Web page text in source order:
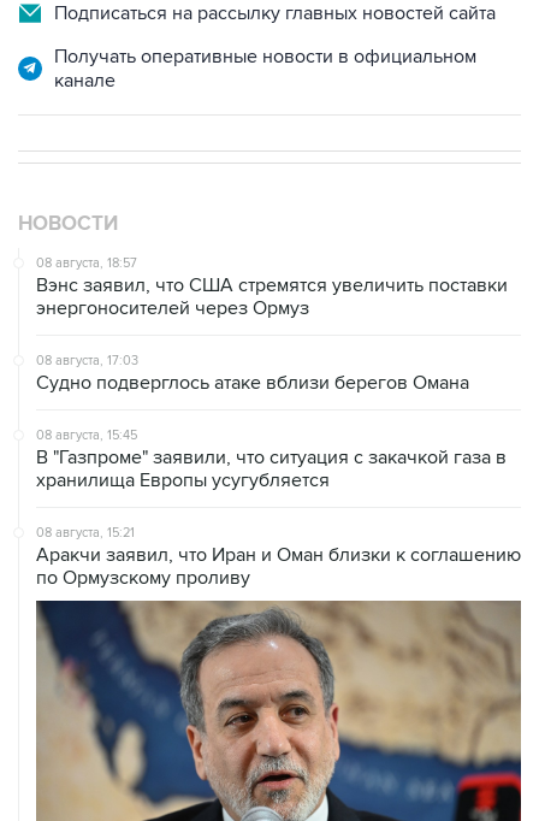
Подписаться на рассылку главных новостей сайта
Получать оперативные новости в официальном
канале
НОВОСТИ
08 августа, 18:57
Вэнс заявил, что США стремятся увеличить поставки
энергоносителей через Ормуз
08 августа, 17:03
Судно подверглось атаке вблизи берегов Омана
08 августа, 15:45
В "Газпроме" заявили, что ситуация с закачкой газа в
хранилища Европы усугубляется
08 августа, 15:21
Аракчи заявил, что Иран и Оман близки к соглашению
по Ормузскому проливу